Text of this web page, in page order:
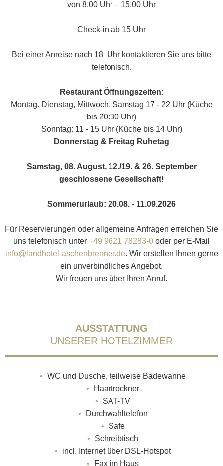
von 8.00 Uhr – 15.00 Uhr
Check-in ab 15 Uhr
Bei einer Anreise nach 18 Uhr kontaktieren Sie uns bitte
telefonisch.
Restaurant Öffnungszeiten:
Montag. Dienstag, Mittwoch, Samstag 17 - 22 Uhr (Küche
bis 20:30 Uhr)
Sonntag: 11 - 15 Uhr (Küche bis 14 Uhr)
Donnerstag & Freitag Ruhetag
Samstag, 08. August, 12./19. & 26. September
geschlossene Gesellschaft!
Sommerurlaub: 20.08. - 11.09.2026
Für Reservierungen oder allgemeine Anfragen erreichen Sie
uns telefonisch unter +49 9621 78283-0 oder per E-Mail
info@landhotel-aschenbrenner.de. Wir erstellen Ihnen gerne
ein unverbindliches Angebot.
Wir freuen uns über Ihren Anruf.
AUSSTATTUNG
UNSERER HOTELZIMMER
WC und Dusche, teilweise Badewanne
Haartrockner
SAT-TV
Durchwahltelefon
Safe
Schreibtisch
incl. Internet über DSL-Hotspot
Fax im Haus